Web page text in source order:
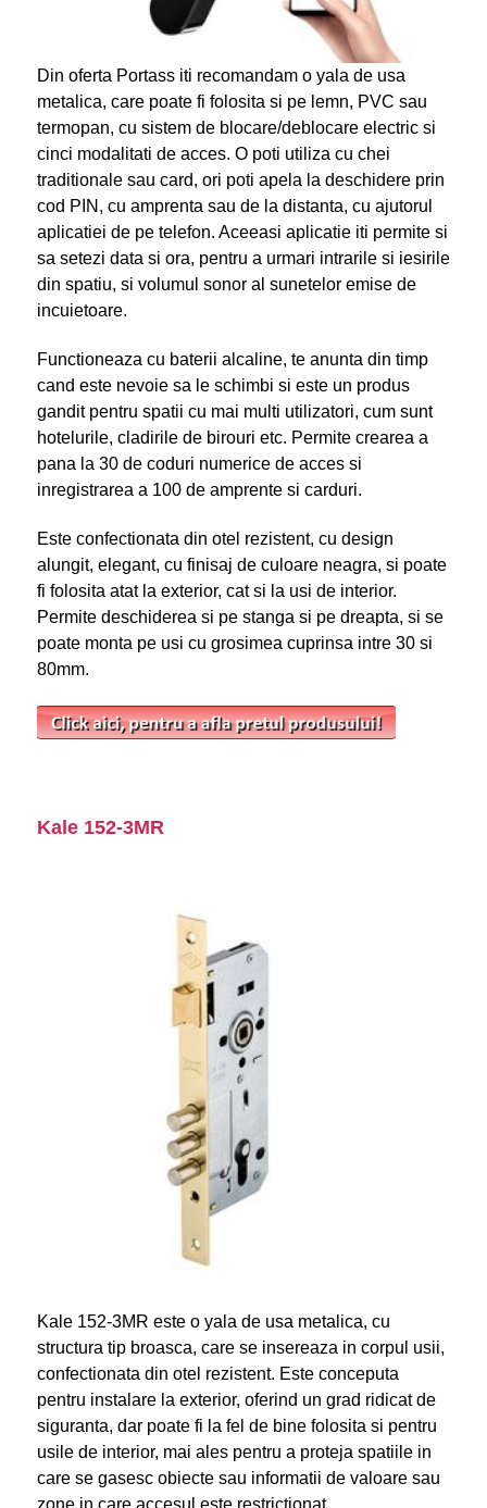
Din oferta Portass iti recomandam o yala de usa
metalica, care poate fi folosita si pe lemn, PVC sau
termopan, cu sistem de blocare/deblocare electric si
cinci modalitati de acces. O poti utiliza cu chei
traditionale sau card, ori poti apela la deschidere prin
cod PIN, cu amprenta sau de la distanta, cu ajutorul
aplicatiei de pe telefon. Aceeasi aplicatie iti permite si
sa setezi data si ora, pentru a urmari intrarile si iesirile
din spatiu, si volumul sonor al sunetelor emise de
incuietoare.
Functioneaza cu baterii alcaline, te anunta din timp
cand este nevoie sa le schimbi si este un produs
gandit pentru spatii cu mai multi utilizatori, cum sunt
hotelurile, cladirile de birouri etc. Permite crearea a
pana la 30 de coduri numerice de acces si
inregistrarea a 100 de amprente si carduri.
Este confectionata din otel rezistent, cu design
alungit, elegant, cu finisaj de culoare neagra, si poate
fi folosita atat la exterior, cat si la usi de interior.
Permite deschiderea si pe stanga si pe dreapta, si se
poate monta pe usi cu grosimea cuprinsa intre 30 si
80mm.
Kale 152-3MR
Kale 152-3MR este o yala de usa metalica, cu
structura tip broasca, care se insereaza in corpul usii,
confectionata din otel rezistent. Este conceputa
pentru instalare la exterior, oferind un grad ridicat de
siguranta, dar poate fi la fel de bine folosita si pentru
usile de interior, mai ales pentru a proteja spatiile in
care se gasesc obiecte sau informatii de valoare sau
zone in care accesul este restrictionat.